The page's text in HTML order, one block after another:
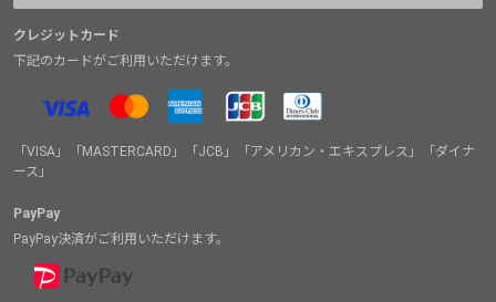
クレジットカード
下記のカードがご利用いただけます。
「VISA」「MASTERCARD」「JCB」「アメリカン・エキスプレス」「ダイナ
ース」
PayPay
PayPay決済がご利用いただけます。